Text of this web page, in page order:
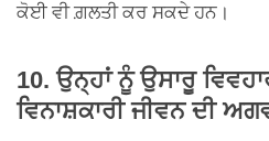
ਕੋਈ ਵੀ ਗ਼ਲਤੀ ਕਰ ਸਕਦੇ ਹਨ।
10. ਉਨ੍ਹਾਂ ਨੂੰ ਉਸਾਰੂ
ਵਿਨਾਸ਼ਕਾਰੀ ਜੀਵਨ ਦੀ